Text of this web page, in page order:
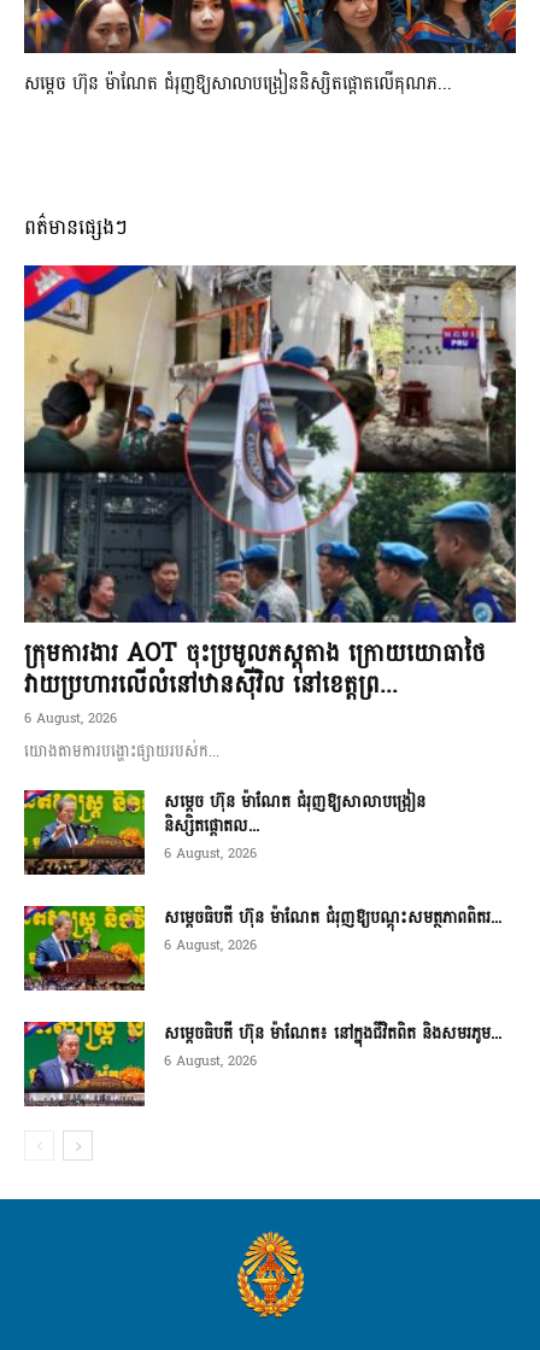
សម្តេច ហ៊ុន ម៉ាណែត ជំរុញឱ្យសាលាបង្រៀននិស្សិតផ្តោតលើគុណភ...
ពត៌មានផ្សេងៗ
ក្រុមការងារ AOT ចុះប្រមូលភស្តុតាង ក្រោយយោធាថៃ
វាយប្រហារលើលំនៅឋានស៊ីវិល នៅខេត្តព្រ...
6 August, 2026
យោងតាមការបង្ហោះផ្សាយរបស់ក...
សម្តេច ហ៊ុន ម៉ាណែត ជំរុញឱ្យសាលាបង្រៀន
និស្សិតផ្តោតល...
6 August, 2026
សម្តេចធិបតី ហ៊ុន ម៉ាណែត ជំរុញឱ្យបណ្តុះសមត្ថភាពពិតរ...
6 August, 2026
សម្តេចធិបតី ហ៊ុន ម៉ាណែត៖ នៅក្នុងជីវិតពិត និងសមរភូម...
6 August, 2026